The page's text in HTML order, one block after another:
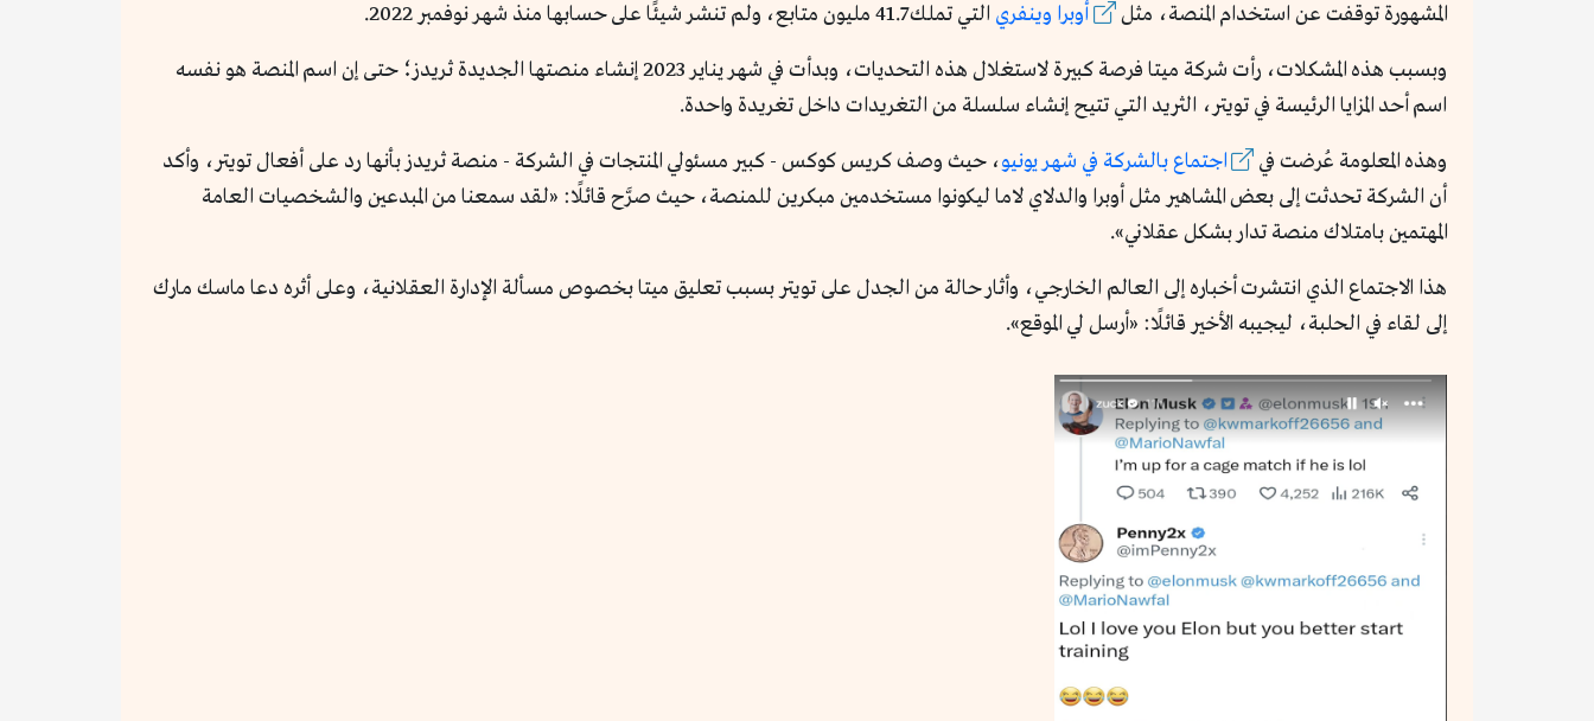
المشهورة توقفت عن استخدام المنصة، مثل
أوبرا وينفري التي تملك 41.7 مليون متابع، ولم تنشر شيئًا على حسابها منذ شهر نوفمبر 2022.
وبسبب هذه المشكلات، رأت شركة ميتا فرصة كبيرة لاستغلال هذه التحديات، وبدأت في شهر يناير 2023 إنشاء منصتها الجديدة ثريدز؛ حتى إن اسم المنصة هو نفسه
اسم أحد المزايا الرئيسة في تويتر، الثريد التي تتيح إنشاء سلسلة من التغريدات داخل تغريدة واحدة.
وهذه المعلومة عُرضت في اجتماع بالشركة في شهر يونيو، حيث وصف كريس كوكس - كبير مسئولي المنتجات في الشركة - منصة ثريدز بأنها رد على أفعال تويتر، وأكد
أن الشركة تحدثت إلى بعض المشاهير مثل أوبرا والدلاي لاما ليكونوا مستخدمين مبكرين للمنصة، حيث صرَّح قائلًا: «لقد سمعنا من المبدعين والشخصيات العامة
المهتمين بامتلاك منصة تدار بشكل عقلاني».
هذا الاجتماع الذي انتشرت أخباره إلى العالم الخارجي، وأثار حالة من الجدل على تويتر بسبب تعليق ميتا بخصوص مسألة الإدارة العقلانية، وعلى أثره دعا ماسك مارك
إلى لقاء في الحلبة، ليجيبه الأخير قائلًا: «أرسل لي الموقع».